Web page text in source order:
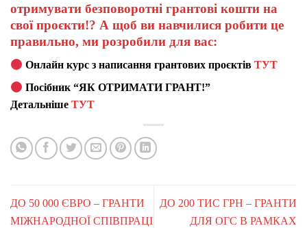
отримувати безповоротні грантові кошти на
свої проєкти!? А щоб ви навчилися робити це
правильно, ми розробили для вас:
Онлайн курс з написання грантових проєктівТУТ
Посібник “ЯК ОТРИМАТИ ГРАНТ!”
Детальніше ТУТ
ДО 50 000 ЄВРО – ГРАНТИ
МІЖНАРОДНОЇ СПІВПРАЦІ
ДО 200 ТИС ГРН – ГРАНТИ
ДЛЯ ОГС В РАМКАХ